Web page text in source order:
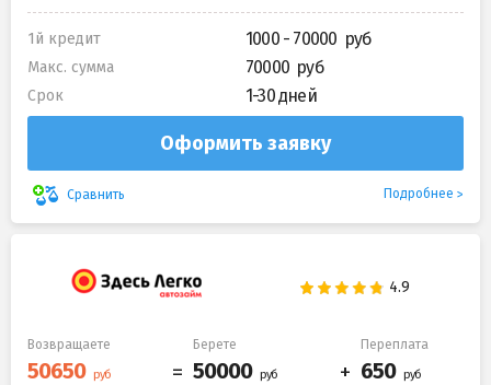
1й кредит 1000 - 70000
Макс. сумма 70000
Срок 1-30 дней
Оформить заявку
Сравнить Подробнее
Возвращаете Берете Переплата